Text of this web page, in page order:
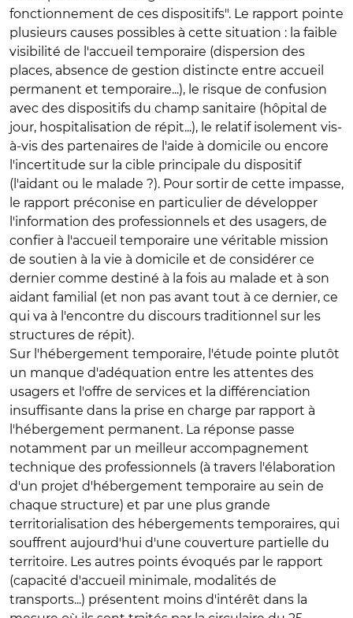
fonctionnement de ces dispositifs". Le rapport pointe
plusieurs causes possibles à cette situation : la faible
visibilité de l'accueil temporaire (dispersion des
places, absence de gestion distincte entre accueil
permanent et temporaire...), le risque de confusion
avec des dispositifs du champ sanitaire (hôpital de
jour, hospitalisation de répit...), le relatif isolement vis-
à-vis des partenaires de l'aide à domicile ou encore
l'incertitude sur la cible principale du dispositif
(l'aidant ou le malade ?). Pour sortir de cette impasse,
le rapport préconise en particulier de développer
l'information des professionnels et des usagers, de
confier à l'accueil temporaire une véritable mission
de soutien à la vie à domicile et de considérer ce
dernier comme destiné à la fois au malade et à son
aidant familial (et non pas avant tout à ce dernier, ce
qui va à l'encontre du discours traditionnel sur les
structures de répit).
Sur l'hébergement temporaire, l'étude pointe plutôt
un manque d'adéquation entre les attentes des
usagers et l'offre de services et la différenciation
insuffisante dans la prise en charge par rapport à
l'hébergement permanent. La réponse passe
notamment par un meilleur accompagnement
technique des professionnels (à travers l'élaboration
d'un projet d'hébergement temporaire au sein de
chaque structure) et par une plus grande
territorialisation des hébergements temporaires, qui
souffrent aujourd'hui d'une couverture partielle du
territoire. Les autres points évoqués par le rapport
(capacité d'accueil minimale, modalités de
transports...) présentent moins d'intérêt dans la